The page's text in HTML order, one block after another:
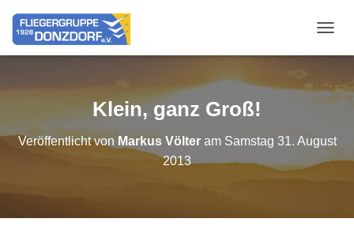
Klein, ganz Groß!
Veröffentlicht vonMarkus Völteram Samstag 31. August
2013